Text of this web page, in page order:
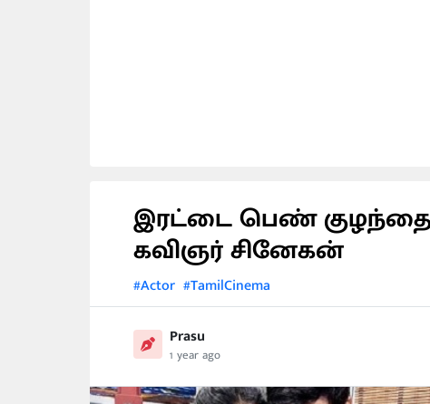
இரட்டை பெண்
கவிஞர் சினேகன்
#Actor #TamilCinema
Prasu
1 year ago